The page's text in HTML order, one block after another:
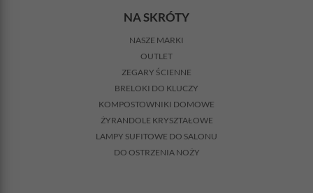
NA SKRÓTY
NASZE MARKI
OUTLET
ZEGARY ŚCIENNE
BRELOKI DO KLUCZY
KOMPOSTOWNIKI DOMOWE
ŻYRANDOLE KRYSZTAŁOWE
LAMPY SUFITOWE DO SALONU
DO OSTRZENIA NOŻY